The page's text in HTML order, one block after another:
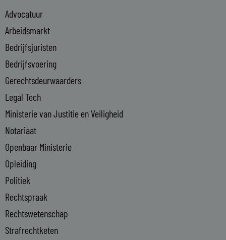
d
i
n
-
i
n
Advocatuur
Arbeidsmarkt
Bedrijfsjuristen
Bedrijfsvoering
Gerechtsdeurwaarders
Legal Tech
Ministerie van Justitie en Veiligheid
Notariaat
Openbaar Ministerie
Opleiding
Politiek
Rechtspraak
Rechtswetenschap
Strafrechtketen